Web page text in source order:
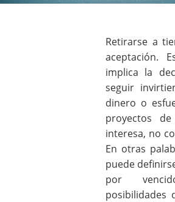
Retirarse a
aceptación.
implica la
seguir
dinero o
proyectos
interesa, no
En otras
puede
por
posibilidades